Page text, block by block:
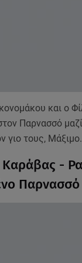
και ο
Παρνασσό
γιο τους, Μάξιμο.
Καράβας -